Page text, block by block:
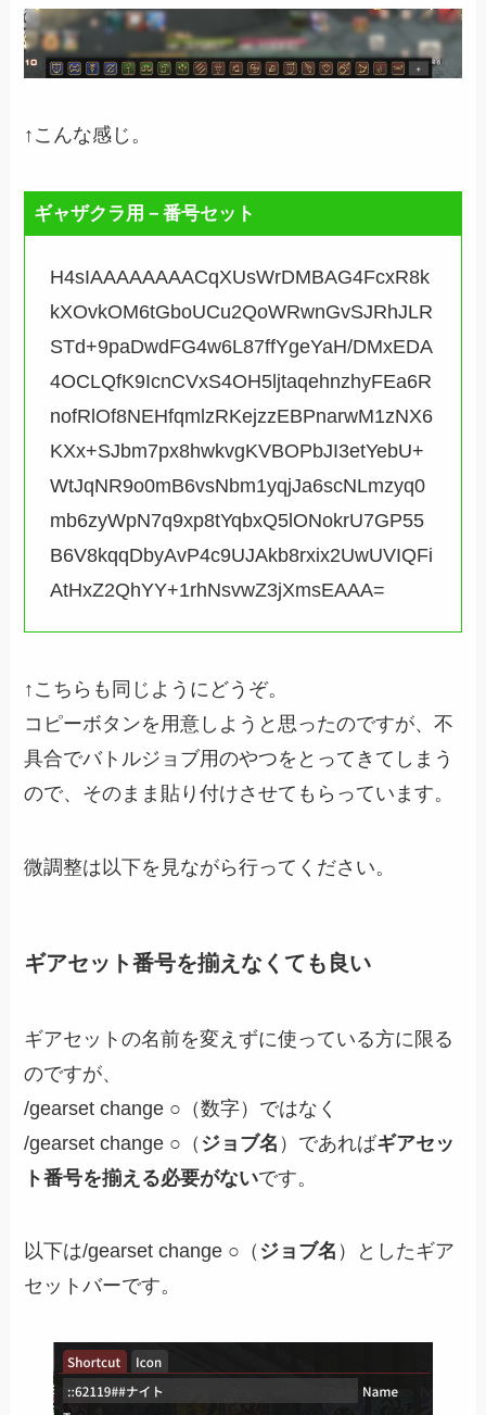
↑こんな感じ。
ギャザクラ用－番号セット
H4sIAAAAAAAACqXUsWrDMBAG4FcxR8k
kXOvkOM6tGboUCu2QoWRwnGvSJRhJLR
STd+9paDwdFG4w6L87ffYgeYaH/DMxEDA
4OCLQfK9IcnCVxS4OH5ljtaqehnzhyFEa6R
nofRlOf8NEHfqmlzRKejzzEBPnarwM1zNX6
KXx+SJbm7px8hwkvgKVBOPbJI3etYebU+
WtJqNR9o0mB6vsNbm1yqjJa6scNLmzyq0
mb6zyWpN7q9xp8tYqbxQ5lONokrU7GP55
B6V8kqqDbyAvP4c9UJAkb8rxix2UwUVIQFi
AtHxZ2QhYY+1rhNsvwZ3jXmsEAAA=
↑こちらも同じようにどうぞ。
コピーボタンを用意しようと思ったのですが、不
具合でバトルジョブ用のやつをとってきてしまう
ので、そのまま貼り付けさせてもらっています。
微調整は以下を見ながら行ってください。
ギアセット番号を揃えなくても良い
ギアセットの名前を変えずに使っている方に限る
のですが、
/gearset change ○（数字）ではなく
/gearset change ○（ ジョブ名 ）であればギアセッ
ト番号を揃える必要がないです。
以下は/gearset change ○（ ジョブ名 ）としたギア
セットバーです。